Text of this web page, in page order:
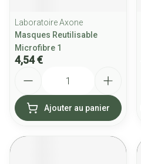
Laboratoire Axone
Masques Reutilisable
Microfibre 1
4,54 €
Ajouter au panier